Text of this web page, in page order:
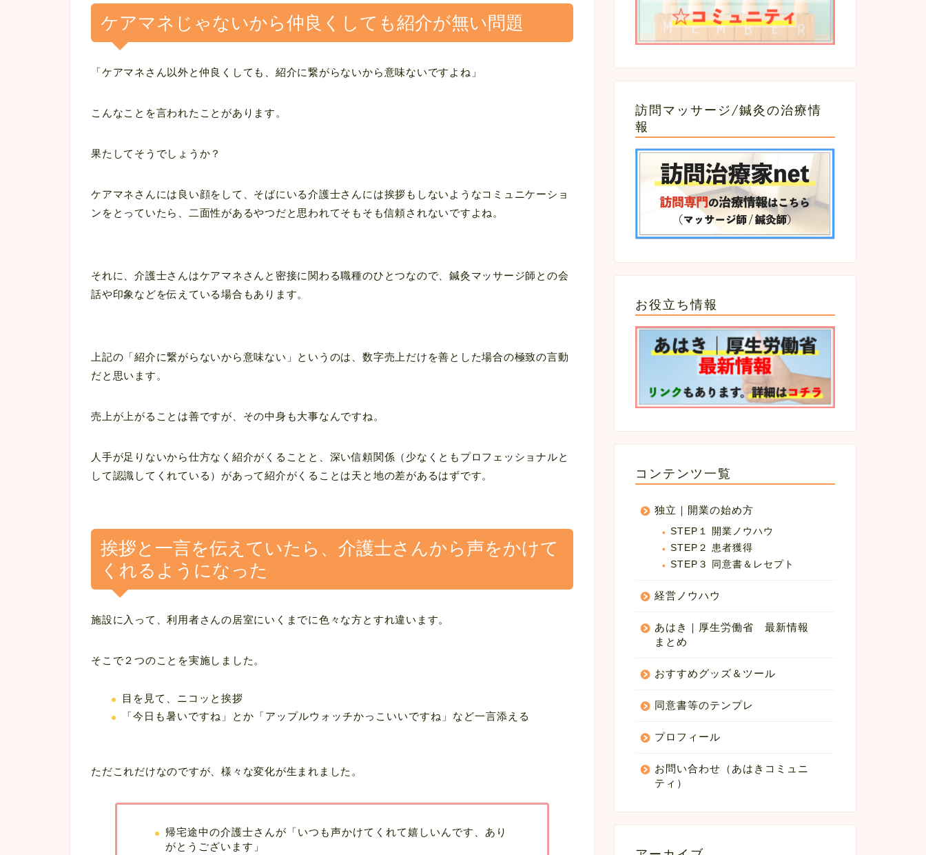
ケアマネじゃないから仲良くしても紹介が無い問題
「ケアマネさん以外と仲良くしても、紹介に繋がらないから意味ないですよね」
こんなことを言われたことがあります。
果たしてそうでしょうか？
ケアマネさんには良い顔をして、そばにいる介護士さんには挨拶もしないようなコミュニケーショ
ンをとっていたら、二面性があるやつだと思われてそもそも信頼されないですよね。
それに、介護士さんはケアマネさんと密接に関わる職種のひとつなので、鍼灸マッサージ師との会
話や印象などを伝えている場合もあります。
上記の「紹介に繋がらないから意味ない」というのは、数字売上だけを善とした場合の極致の言動
だと思います。
売上が上がることは善ですが、その中身も大事なんですね。
人手が足りないから仕方なく紹介がくることと、深い信頼関係（少なくともプロフェッショナルと
して認識してくれている）があって紹介がくることは天と地の差があるはずです。
挨拶と一言を伝えていたら、介護士さんから声をかけて
くれるようになった
施設に入って、利用者さんの居室にいくまでに色々な方とすれ違います。
そこで２つのことを実施しました。
目を見て、ニコッと挨拶
「今日も暑いですね」とか「アップルウォッチかっこいいですね」など一言添える
ただこれだけなのですが、様々な変化が生まれました。
帰宅途中の介護士さんが「いつも声かけてくれて嬉しいんです、あり
がとうございます」
訪問マッサージ/鍼灸の治療情
報
お役立ち情報
コンテンツ一覧
独立｜開業の始め方
STEP１ 開業ノウハウ
STEP２ 患者獲得
STEP３ 同意書＆レセプト
経営ノウハウ
あはき｜厚生労働省 最新情報
まとめ
おすすめグッズ＆ツール
同意書等のテンプレ
プロフィール
お問い合わせ（あはきコミュニ
ティ）